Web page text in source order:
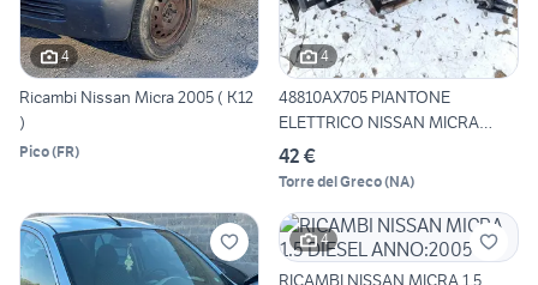
4
Ricambi Nissan Micra 2005 ( K12
)
Pico(FR)
4
48810AX705 PIANTONE
ELETTRICO NISSAN MICRA
(K12) 1
42 €
Torre del Greco(NA)
4
RICAMBI NISSAN MICRA 1.5